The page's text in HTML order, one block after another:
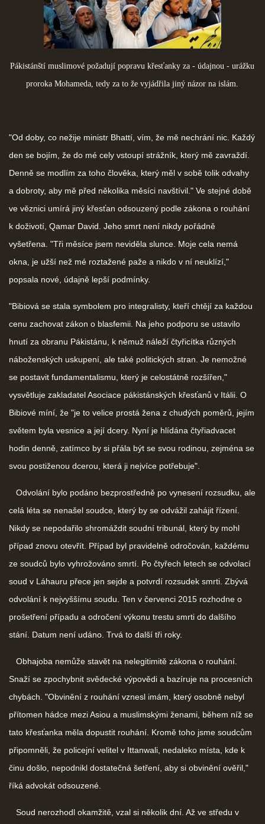
Pákistánští muslimové požadují popravu křesťanky za - údajnou - urážku
proroka Mohameda, tedy za to že vyjádřila jiný názor na islám.
"Od doby, co nežije ministr Bhattí, vím, že mě nechrání nic. Každý
den se bojím, že do mé cely vstoupí strážník, který mě zavraždí.
Denně se modlím za toho člověka, který měl v sobě tolik odvahy
a dobroty, aby mě před několika měsíci navštívil." Ve stejné době
ve věznici umírá jiný křesťan odsouzený podle zákona o rouhání
k doživotí, Qamar David. Jeho smrt není nikdy pořádně
vyšetřena. "Tři měsíce jsem neviděla slunce. Moje cela nemá
okna, je užší než mé roztažené paže a nikdo v ní neuklízí,"
popsala nové, údajně lepší podmínky.
"Bibiová se stala symbolem pro integralisty, kteří chtějí za každou
cenu zachovat zákon o blasfemii. Na jeho podporu se ustavilo
hnutí za obranu Pákistánu, k němuž náleží čtyřicítka různých
náboženských uskupení, ale také politických stran. Je nemožné
se postavit fundamentalismu, který je celostátně rozšířen,"
vysvětluje zakladatel Asociace pákistánských křesťanů v Itálii. O
Bibiové míní, že "je to velice prostá žena z chudých poměrů, jejím
světem byla vesnice a její dcery. Nyní je hlídána čtyřiadvacet
hodin denně, zatímco by si přála být se svou rodinou, zejména se
svou postiženou dcerou, která ji nejvíce potřebuje".
Odvolání bylo podáno bezprostředně po vynesení rozsudku, ale
celá léta se nenašel soudce, který by se odvážil zahájit řízení.
Nikdy se nepodařilo shromáždit soudní tribunál, který by mohl
případ znovu otevřít. Případ byl pravidelně odročován, každému
ze soudců bylo vyhrožováno smrtí. Po čtyřech letech se odvolací
soud v Láhauru přece jen sejde a potvrdí rozsudek smrti. Zbývá
odvolání k nejvyššímu soudu. Ten v červenci 2015 rozhodne o
prošetření případu a odročení výkonu trestu smrti do dalšího
stání. Datum není udáno. Trvá to další tři roky.
Obhajoba nemůže stavět na nelegitimitě zákona o rouhání.
Snaží se zpochybnit svědecké výpovědi a bazíruje na procesních
chybách. "Obvinění z rouhání vznesl imám, který osobně nebyl
přítomen hádce mezi Asiou a muslimskými ženami, během níž se
tato křesťanka měla dopustit rouhání. Kromě toho jsme soudcům
připomněli, že policejní velitel v Ittanwali, nedaleko místa, kde k
činu došlo, nepodnikl dostatečná šetření, aby si obvinění ověřil,"
říká advokát odsouzené.
Soud nerozhodl okamžitě, vzal si několik dní. Až ve středu v